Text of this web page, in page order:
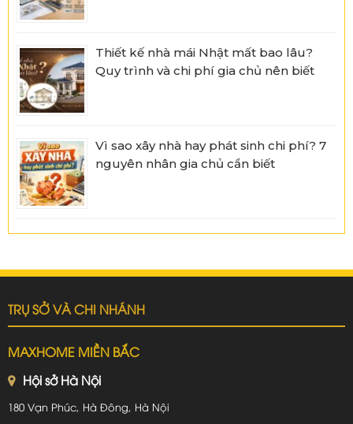
Thiết kế nhà mái Nhật mất bao lâu?
Quy trình và chi phí gia chủ nên biết
Vì sao xây nhà hay phát sinh chi phí? 7
nguyên nhân gia chủ cần biết
TRỤ SỞ VÀ CHI NHÁNH
MAXHOME MIỀN BẮC
Hội sở Hà Nội
180 Vạn Phúc, Hà Đông, Hà Nội